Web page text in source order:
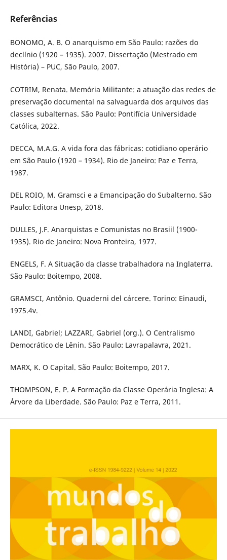
Referências
BONOMO, A. B. O anarquismo em São Paulo: razões do
declínio (1920 – 1935). 2007. Dissertação (Mestrado em
História) – PUC, São Paulo, 2007.
COTRIM, Renata. Memória Militante: a atuação das redes de
preservação documental na salvaguarda dos arquivos das
classes subalternas. São Paulo: Pontifícia Universidade
Católica, 2022.
DECCA, M.A.G. A vida fora das fábricas: cotidiano operário
em São Paulo (1920 – 1934). Rio de Janeiro: Paz e Terra,
1987.
DEL ROIO, M. Gramsci e a Emancipação do Subalterno. São
Paulo: Editora Unesp, 2018.
DULLES, J.F. Anarquistas e Comunistas no Brasiil (1900-
1935). Rio de Janeiro: Nova Fronteira, 1977.
ENGELS, F. A Situação da classe trabalhadora na Inglaterra.
São Paulo: Boitempo, 2008.
GRAMSCI, Antônio. Quaderni del cárcere. Torino: Einaudi,
1975.4v.
LANDI, Gabriel; LAZZARI, Gabriel (org.). O Centralismo
Democrático de Lênin. São Paulo: Lavrapalavra, 2021.
MARX, K. O Capital. São Paulo: Boitempo, 2017.
THOMPSON, E. P. A Formação da Classe Operária Inglesa: A
Árvore da Liberdade. São Paulo: Paz e Terra, 2011.